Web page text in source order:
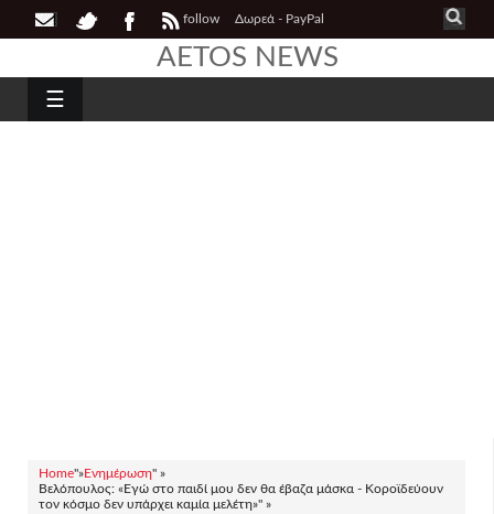
follow Δωρεά - PayPal
AETOS NEWS
☰
Home"»Ενημέρωση" »
Βελόπουλος: «Εγώ στο παιδί μου δεν θα έβαζα μάσκα - Κοροϊδεύουν
τον κόσμο δεν υπάρχει καμία μελέτη»" »